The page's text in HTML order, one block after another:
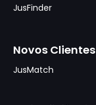
JusFinder
Novos Clientes
JusMatch